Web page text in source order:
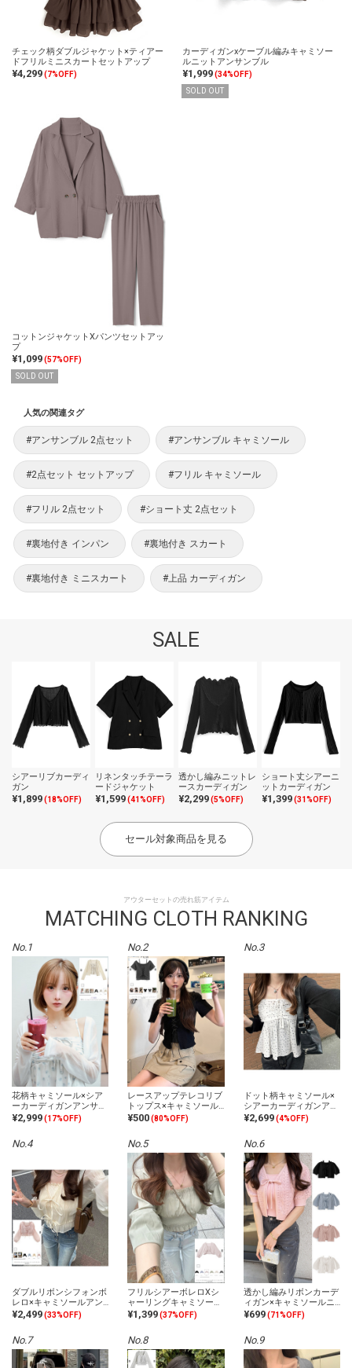
チェック柄ダブルジャケット×ティアー
ドフリルミニスカートセットアップ
¥4,299(7%OFF)
カーディガンxケーブル編みキャミソー
ルニットアンサンブル
¥1,999(34%OFF)
SOLD OUT
コットンジャケットXパンツセットアッ
プ
¥1,099(57%OFF)
SOLD OUT
人気の関連タグ
#アンサンブル 2点セット #アンサンブル キャミソール
#2点セット セットアップ #フリル キャミソール
#フリル 2点セット #ショート丈 2点セット
#裏地付き インパン #裏地付き スカート
#裏地付き ミニスカート #上品 カーディガン
SALE
シアーリブカーディ
ガン
¥1,899(18%OFF)
リネンタッチテーラ
ードジャケット
¥1,599(41%OFF)
透かし編みニットレ
ースカーディガン
¥2,299(5%OFF)
ショート丈シアーニ
ットカーディガン
¥1,399(31%OFF)
セール対象商品を見る
アウターセットの売れ筋アイテム
MATCHING CLOTH RANKING
No.1
花柄キャミソール×シア
ーカーディガンアンサン
ブル
¥2,999(17%OFF)
No.2
レースアップテレコリブ
トップス×キャミソール
アンサンブル
¥500 (80%OFF)
No.3
ドット柄キャミソール×
シアーカーディガンアン
サンブル
¥2,699 (4%OFF)
No.4
ダブルリボンシフォンボ
レロ×キャミソールアン
サンブル
¥2,499(33%OFF)
No.5
フリルシアーボレロXシ
ャーリングキャミソール
アンサンブル
¥1,399 (37%OFF)
No.6
透かし編みリボンカーデ
ィガン×キャミソールニ
ットアンサンブル
¥699 (71%OFF)
No.7 No.8 No.9